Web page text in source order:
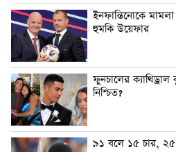
ইনফান্তিনোকে
হুমকি উয়েফার
ফুনচালের
নিশ্চিত?
৯১ বলে ১৫ চার,